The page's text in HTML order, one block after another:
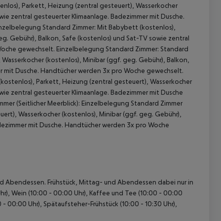
Parkett, Heizung (zentral gesteuert), Wasserkocher
zentral gesteuerter Klimaanlage. Badezimmer mit Dusche.
Standard Zimmer: Mit Babybett (kostenlos),
Gebühr), Balkon, Safe (kostenlos) und Sat-TV sowie zentral
gewechselt. Einzelbelegung Standard Zimmer: Standard
(kostenlos), Minibar (ggf. geg. Gebühr), Balkon,
Dusche. Handtücher werden 3x pro Woche gewechselt.
Parkett, Heizung (zentral gesteuert), Wasserkocher
zentral gesteuerter Klimaanlage. Badezimmer mit Dusche
(Seitlicher Meerblick): Einzelbelegung Standard Zimmer
Wasserkocher (kostenlos), Minibar (ggf. geg. Gebühr),
mit Dusche. Handtücher werden 3x pro Woche
Abendessen. Frühstück, Mittag- und Abendessen dabei nur in
Wein (10:00 - 00:00 Uhr), Kaffee und Tee (10:00 - 00:00
00:00 Uhr), Spätaufsteher-Frühstück (10:00 - 10:30 Uhr),